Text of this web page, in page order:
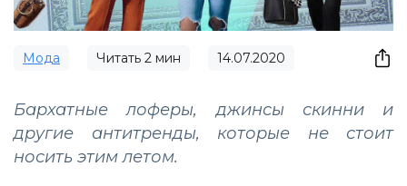
Мода Читать 2 мин 14.07.2020
Бархатные лоферы, джинсы скинни и
другие антитренды, которые не стоит
носить этим летом.